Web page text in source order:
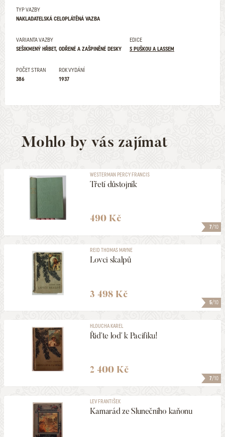
TYP VAZBY
NAKLADATELSKÁ CELOPLÁTĚNÁ VAZBA
VARIANTA VAZBY
SEŠIKMENÝ HŘBET, ODŘENÉ A ZAŠPINĚNÉ DESKY
EDICE
S PUŠKOU A LASSEM
POČET STRAN
386
ROK VYDÁNÍ
1937
Mohlo by vás zajímat
7/10
WESTERMAN PERCY FRANCIS
Třetí důstojník
490 Kč
5/10
REID THOMAS MAYNE
Lovci skalpů
3 498 Kč
7/10
HLOUCHA KAREL
Řiďte loď k Pacifiku!
2 400 Kč
LEV FRANTIŠEK
Kamarád ze Slunečního kaňonu